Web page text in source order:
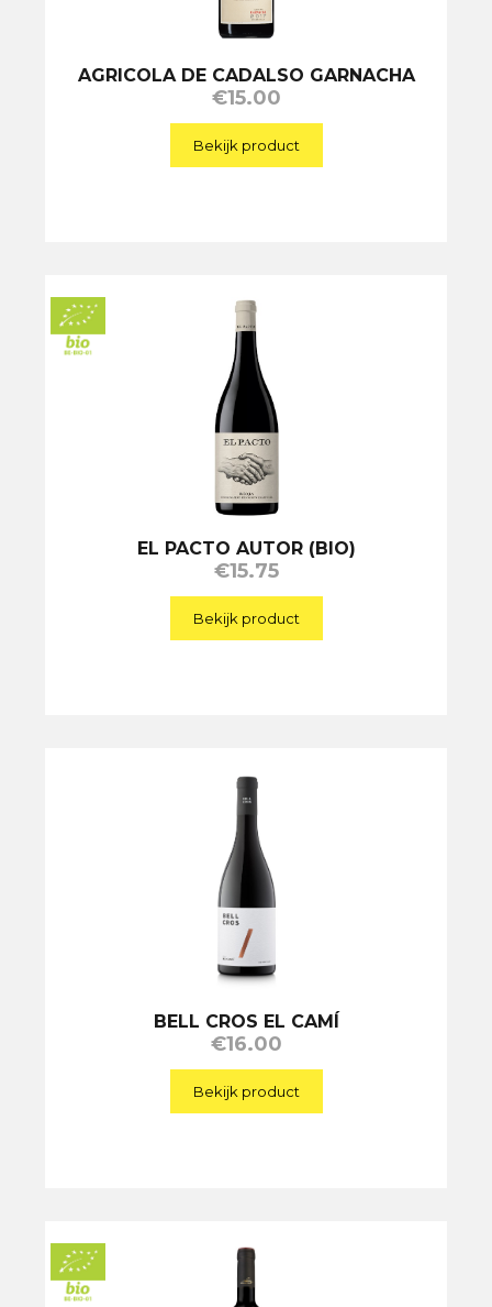
AGRICOLA DE CADALSO GARNACHA
€15.00
Bekijk product
EL PACTO AUTOR (BIO)
€15.75
Bekijk product
BELL CROS EL CAMÍ
€16.00
Bekijk product